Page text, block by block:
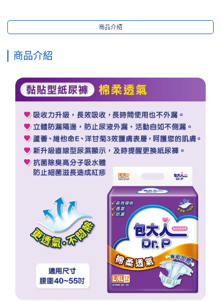
商品介紹
商品介紹